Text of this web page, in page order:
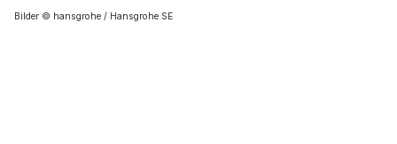
Bilder © hansgrohe / Hansgrohe SE